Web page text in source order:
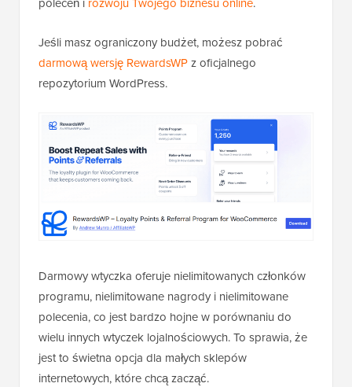
Jeśli masz ograniczony budżet, możesz pobrać
darmową wersję RewardsWPz oficjalnego
repozytorium WordPress.
Darmowy wtyczka oferuje nielimitowanych członków
programu, nielimitowane nagrody i nielimitowane
polecenia, co jest bardzo hojne w porównaniu do
wielu innych wtyczek lojalnościowych. To sprawia, że
jest to świetna opcja dla małych sklepów
internetowych, które chcą zacząć.